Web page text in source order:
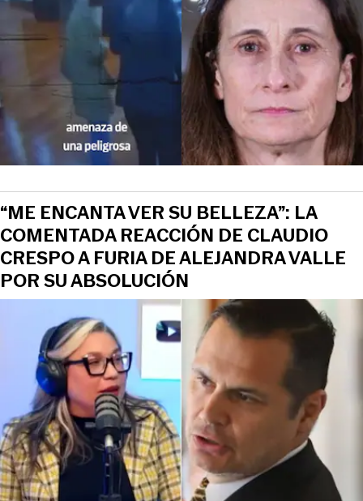
“ME ENCANTA VER SU BELLEZA”: LA
COMENTADA REACCIÓN DE CLAUDIO
CRESPO A FURIA DE ALEJANDRA VALLE
POR SU ABSOLUCIÓN